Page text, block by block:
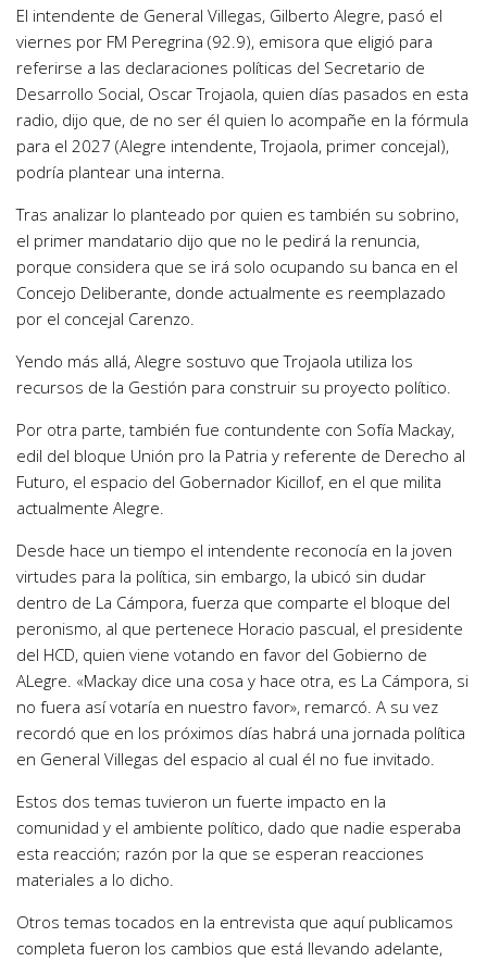
El intendente de General Villegas, Gilberto Alegre, pasó el
viernes por FM Peregrina (92.9), emisora que eligió para
referirse a las declaraciones políticas del Secretario de
Desarrollo Social, Oscar Trojaola, quien días pasados en esta
radio, dijo que, de no ser él quien lo acompañe en la fórmula
para el 2027 (Alegre intendente, Trojaola, primer concejal),
podría plantear una interna.
Tras analizar lo planteado por quien es también su sobrino,
el primer mandatario dijo que no le pedirá la renuncia,
porque considera que se irá solo ocupando su banca en el
Concejo Deliberante, donde actualmente es reemplazado
por el concejal Carenzo.
Yendo más allá, Alegre sostuvo que Trojaola utiliza los
recursos de la Gestión para construir su proyecto político.
Por otra parte, también fue contundente con Sofía Mackay,
edil del bloque Unión pro la Patria y referente de Derecho al
Futuro, el espacio del Gobernador Kicillof, en el que milita
actualmente Alegre.
Desde hace un tiempo el intendente reconocía en la joven
virtudes para la política, sin embargo, la ubicó sin dudar
dentro de La Cámpora, fuerza que comparte el bloque del
peronismo, al que pertenece Horacio pascual, el presidente
del HCD, quien viene votando en favor del Gobierno de
ALegre. «Mackay dice una cosa y hace otra, es La Cámpora, si
no fuera así votaría en nuestro favor», remarcó. A su vez
recordó que en los próximos días habrá una jornada política
en General Villegas del espacio al cual él no fue invitado.
Estos dos temas tuvieron un fuerte impacto en la
comunidad y el ambiente político, dado que nadie esperaba
esta reacción; razón por la que se esperan reacciones
materiales a lo dicho.
Otros temas tocados en la entrevista que aquí publicamos
completa fueron los cambios que está llevando adelante,